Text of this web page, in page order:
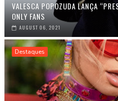
VALESCA POPOZUDA LANÇA
ONLY FANS
AUGUST 06, 2021
Destaques